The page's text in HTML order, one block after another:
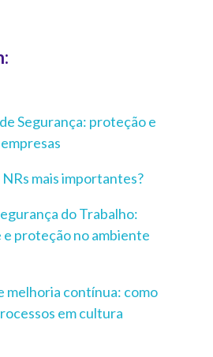
Segurança: proteção e
NRs mais importantes?
do Trabalho:
proteção no ambiente
melhoria contínua: como
em cultura